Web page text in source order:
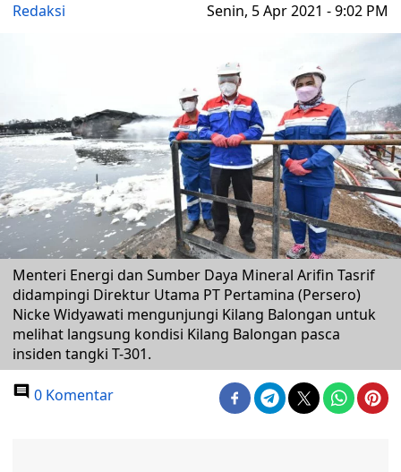
Redaksi Senin, 5 Apr 2021 - 9:02 PM
Menteri Energi dan Sumber Daya Mineral Arifin Tasrif
didampingi Direktur Utama PT Pertamina (Persero)
Nicke Widyawati mengunjungi Kilang Balongan untuk
melihat langsung kondisi Kilang Balongan pasca
insiden tangki T-301.
0 Komentar